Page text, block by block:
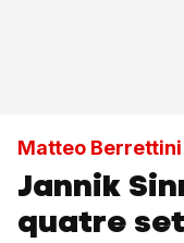
Matteo
Jannik
quatre